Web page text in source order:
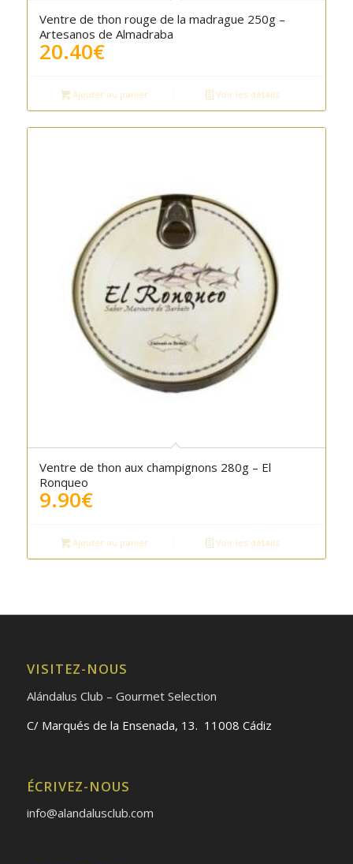
Ventre de thon rouge de la madrague 250g –
Artesanos de Almadraba
20.40€
Ajouter au panier Voir les détails
Ventre de thon aux champignons 280g – El
Ronqueo
9.90€
Ajouter au panier Voir les détails
VISITEZ-NOUS
Alándalus Club – Gourmet Selection
C/ Marqués de la Ensenada, 13. 11008 Cádiz
ÉCRIVEZ-NOUS
info@alandalusclub.com